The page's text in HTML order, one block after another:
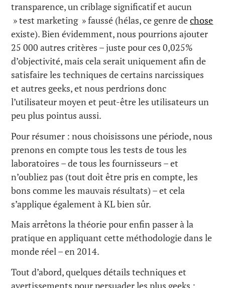
transparence, un criblage significatif et aucun
» test marketing » faussé (hélas, ce genre dechose
existe). Bien évidemment, nous pourrions ajouter
25 000 autres critères – juste pour ces 0,025%
d’objectivité, mais cela serait uniquement afin de
satisfaire les techniques de certains narcissiques
et autres geeks, et nous perdrions donc
l’utilisateur moyen et peut-être les utilisateurs un
peu plus pointus aussi.
Pour résumer : nous choisissons une période, nous
prenons en compte tous les tests de tous les
laboratoires – de tous les fournisseurs – et
n’oubliez pas (tout doit être pris en compte, les
bons comme les mauvais résultats) – et cela
s’applique également à KL bien sûr.
Mais arrêtons la théorie pour enfin passer à la
pratique en appliquant cette méthodologie dans le
monde réel – en 2014.
Tout d’abord, quelques détails techniques et
avertissements pour persuader les plus geeks :